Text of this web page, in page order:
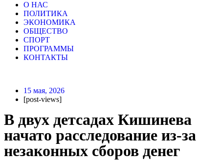
О НАС
ПОЛИТИКА
ЭКОНОМИКА
ОБЩЕСТВО
СПОРТ
ПРОГРАММЫ
КОНТАКТЫ
15 мая, 2026
[post-views]
В двух детсадах Кишинева
начато расследование из-за
незаконных сборов денег